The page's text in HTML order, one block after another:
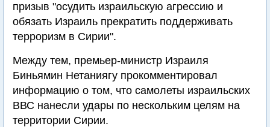
призыв "осудить израильскую агрессию и
обязать Израиль прекратить поддерживать
терроризм в Сирии".
Между тем, премьер-министр Израиля
Биньямин Нетаниягу прокомментировал
информацию о том, что самолеты израильских
ВВС нанесли удары по нескольким целям на
территории Сирии.